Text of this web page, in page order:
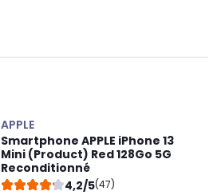
APPLE
Smartphone APPLE iPhone 13
Mini (Product) Red 128Go 5G
Reconditionné
4,2/5(47)